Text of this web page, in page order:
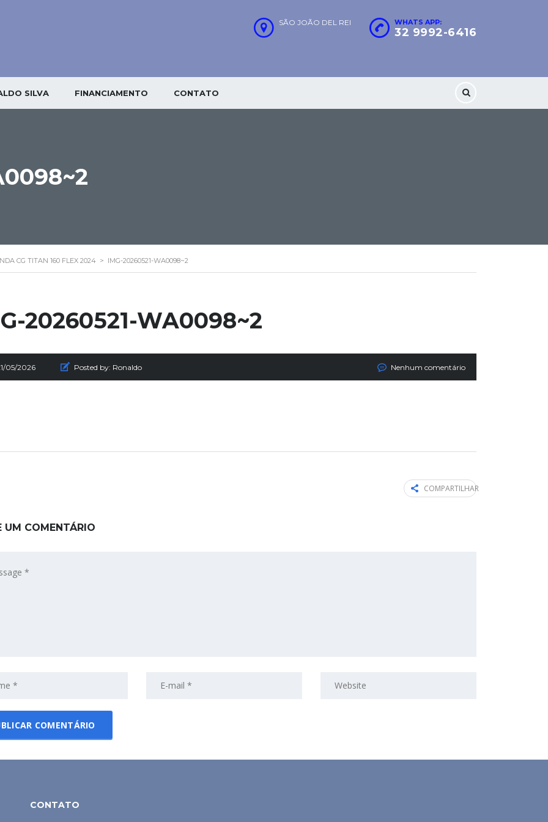
WHATS APP:
32 9992-6416
SÃO JOÃO DEL REI
SILVA FINANCIAMENTO CONTATO
CG TITAN 160 FLEX 2024 > IMG-20260521-WA0098~2
20260521-WA0098~2
05/2026 Posted by: Ronaldo Nenhum comentário
COMPARTILHAR
UM COMENTÁRIO
CONTATO